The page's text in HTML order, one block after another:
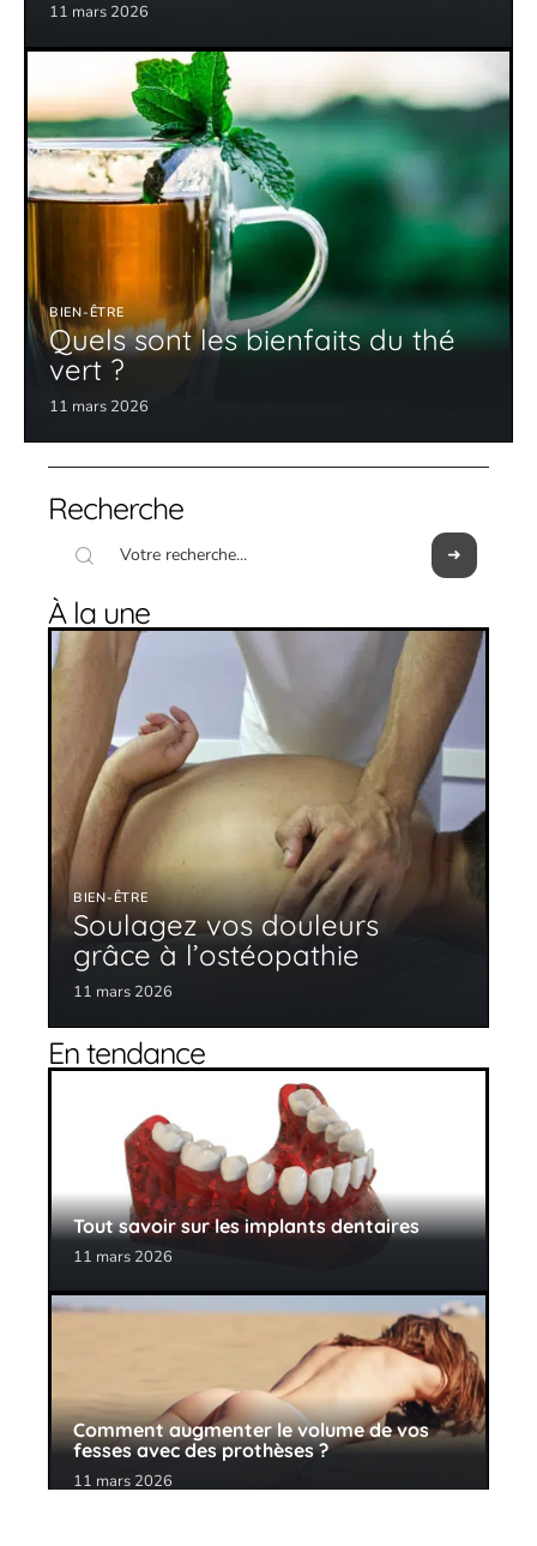
11 mars 2026
BIEN-ÊTRE
Quels sont les bienfaits du thé
vert ?
11 mars 2026
Recherche
À la une
BIEN-ÊTRE
Soulagez vos douleurs
grâce à l’ostéopathie
11 mars 2026
En tendance
Tout savoir sur les implants dentaires
11 mars 2026
Comment augmenter le volume de vos
fesses avec des prothèses ?
11 mars 2026